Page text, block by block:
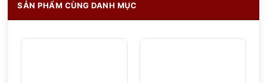
SẢN PHẨM CÙNG DANH MỤC